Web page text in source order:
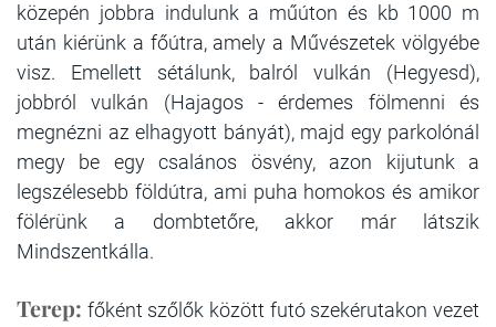
közepén jobbra indulunk a műúton és kb 1000 m
után kiérünk a főútra, amely a Művészetek völgyébe
visz. Emellett sétálunk, balról vulkán (Hegyesd),
jobbról vulkán (Hajagos - érdemes fölmenni és
megnézni az elhagyott bányát), majd egy parkolónál
megy be egy csalános ösvény, azon kijutunk a
legszélesebb földútra, ami puha homokos és amikor
fölérünk a dombtetőre, akkor már látszik
Mindszentkálla.
Terep: főként szőlők között futó szekérutakon vezet